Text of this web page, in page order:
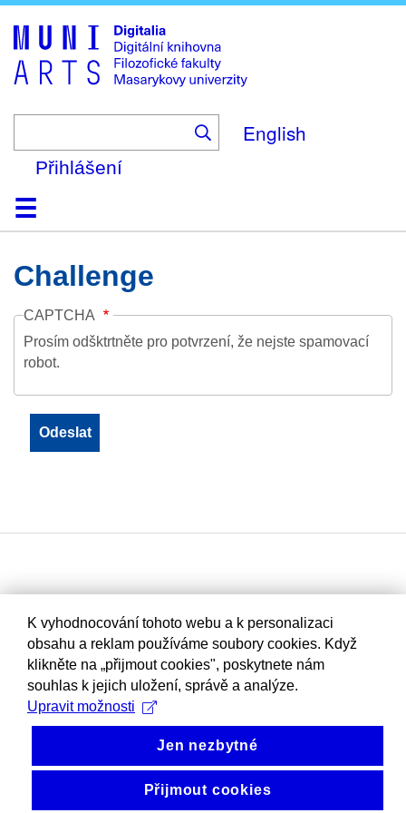
to
main
content
English
Přihlášení
DomůKolekce
Prohlížení
Vyhledávání
O platformě
Nápověda
KontaktDigitalia
Challenge
CAPTCHA
Prosím odšktrtněte pro potvrzení, že nejste spamovací
robot.
K vyhodnocování tohoto webu a k personalizaci
obsahu a reklam používáme soubory cookies. Když
klikněte na „přijmout cookies", poskytnete nám
souhlas k jejich uložení, správě a analýze.
Upravit možnosti
Jen nezbytné
Přijmout cookies